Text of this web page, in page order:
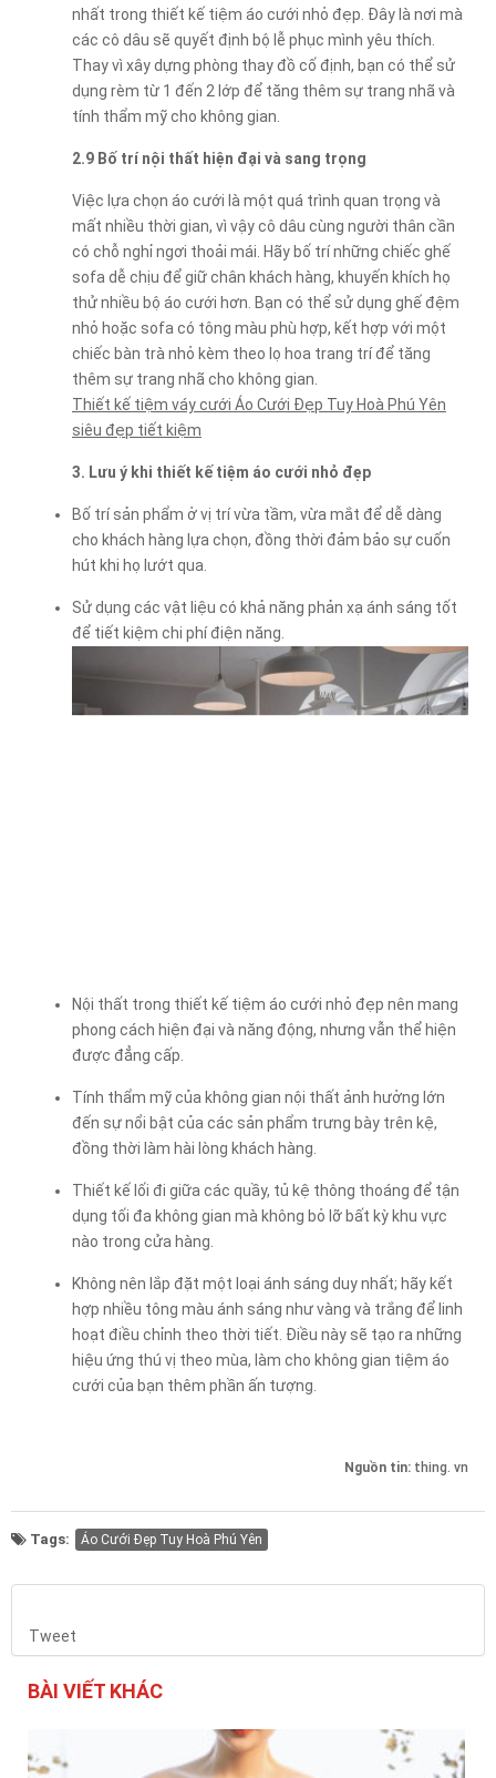
nhất trong thiết kế tiệm áo cưới nhỏ đẹp. Đây là nơi mà
các cô dâu sẽ quyết định bộ lễ phục mình yêu thích.
Thay vì xây dựng phòng thay đồ cố định, bạn có thể sử
dụng rèm từ 1 đến 2 lớp để tăng thêm sự trang nhã và
tính thẩm mỹ cho không gian.
2.9 Bố trí nội thất hiện đại và sang trọng
Việc lựa chọn áo cưới là một quá trình quan trọng và
mất nhiều thời gian, vì vậy cô dâu cùng người thân cần
có chỗ nghỉ ngơi thoải mái. Hãy bố trí những chiếc ghế
sofa dễ chịu để giữ chân khách hàng, khuyến khích họ
thử nhiều bộ áo cưới hơn. Bạn có thể sử dụng ghế đệm
nhỏ hoặc sofa có tông màu phù hợp, kết hợp với một
chiếc bàn trà nhỏ kèm theo lọ hoa trang trí để tăng
thêm sự trang nhã cho không gian.
Thiết kế tiệm váy cưới Áo Cưới Đẹp Tuy Hoà Phú Yên
siêu đẹp tiết kiệm
3. Lưu ý khi thiết kế tiệm áo cưới nhỏ đẹp
Bố trí sản phẩm ở vị trí vừa tầm, vừa mắt để dễ dàng
cho khách hàng lựa chọn, đồng thời đảm bảo sự cuốn
hút khi họ lướt qua.
Sử dụng các vật liệu có khả năng phản xạ ánh sáng tốt
để tiết kiệm chi phí điện năng.
Nội thất trong thiết kế tiệm áo cưới nhỏ đẹp nên mang
phong cách hiện đại và năng động, nhưng vẫn thể hiện
được đẳng cấp.
Tính thẩm mỹ của không gian nội thất ảnh hưởng lớn
đến sự nổi bật của các sản phẩm trưng bày trên kệ,
đồng thời làm hài lòng khách hàng.
Thiết kế lối đi giữa các quầy, tủ kệ thông thoáng để tận
dụng tối đa không gian mà không bỏ lỡ bất kỳ khu vực
nào trong cửa hàng.
Không nên lắp đặt một loại ánh sáng duy nhất; hãy kết
hợp nhiều tông màu ánh sáng như vàng và trắng để linh
hoạt điều chỉnh theo thời tiết. Điều này sẽ tạo ra những
hiệu ứng thú vị theo mùa, làm cho không gian tiệm áo
cưới của bạn thêm phần ấn tượng.
Nguồn tin: thing. vn
Tags: Áo Cưới Đẹp Tuy Hoà Phú Yên
Tweet
BÀI VIẾT KHÁC